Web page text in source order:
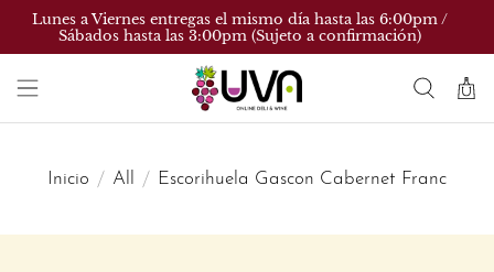
Lunes a Viernes entregas el mismo día hasta las 6:00pm /
Sábados hasta las 3:00pm (Sujeto a confirmación)
Inicio All Escorihuela Gascon Cabernet Franc